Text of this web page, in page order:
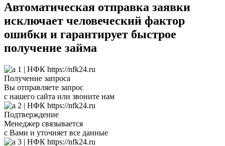
Автоматическая отправка заявки
исключает человеческий фактор
ошибки и гарантирует быстрое
получение займа
Получение запроса
Вы отправляете запрос
с нашего сайта или звоните нам
Подтверждение
Менеджер связывается
с Вами и уточняет все данные